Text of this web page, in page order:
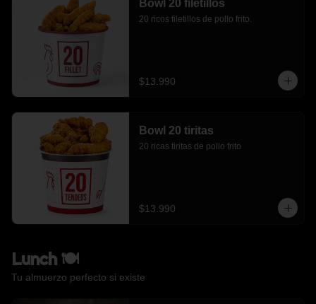
Bowl 20 filetillos
20 ricos filetillos de pollo frito.
$13.990
Bowl 20 tiritas
20 ricas tiritas de pollo frito
$13.990
Lunch 🍽️
Tu almuerzo perfecto si existe